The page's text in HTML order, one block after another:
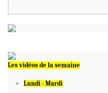
Les vidéos de la semaine
Lundi - Mardi